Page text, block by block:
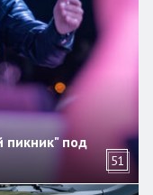
пикник" под
51